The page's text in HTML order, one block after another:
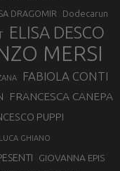
DRAGOMIR Dodecarun
ELISA DESCO
MERSI
FABIOLA CONTI
FRANCESCA CANEPA
PUPPI
GHIANO
GIOVANNA EPIS